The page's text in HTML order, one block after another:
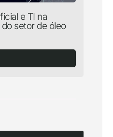
e TI na
setor de óleo